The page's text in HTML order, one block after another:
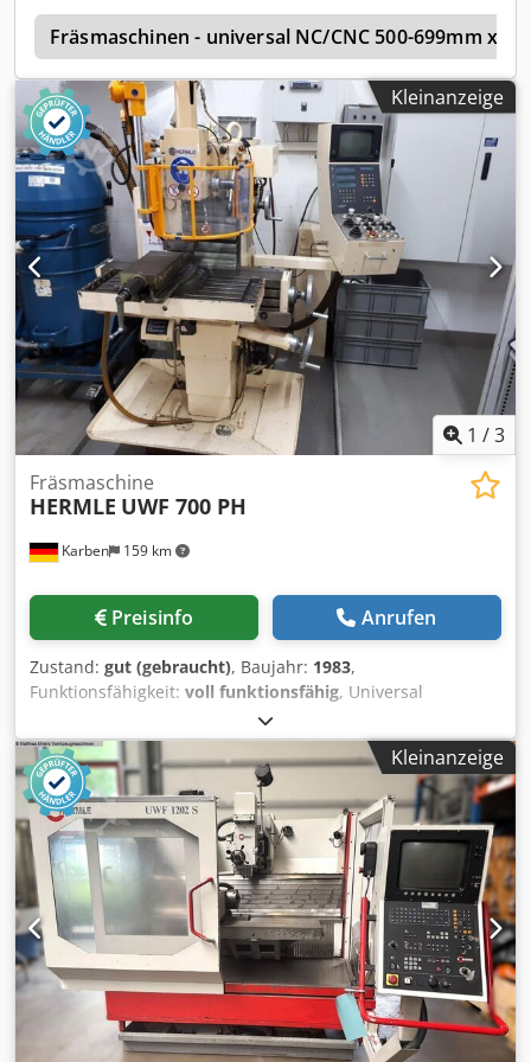
Werkzeugaufnahmen Cjdpfjzn N Rxsx Aa Esha *
Fräsmaschinen - universal NC/CNC 500-699mm x-
Kleinanzeige
1 /3
Karben 159 km
Fräsmaschine
HERMLE UWF 700 PH
Preisinfo Anrufen
Zustand: gut (gebraucht), Baujahr: 1983,
Funktionsfähigkeit: voll funktionsfähig, Universal
Produktions- und Werkzeugfräsmaschine Typ: UWF 700 PH
Masch.-Nr.: 5670 Serien-Nr.: 034650 Baujahr: 1983
Steuerung: Positionier- und Streckensteuerung inkl.
Bildschirm HEIDENHAIN TNC 135 3 Achsen-
Handeingabesteuerung TECHNISCHE DATEN
Arbeitsbereich Csdpox Ry Atjfx Aa Eeha X-Achse (längs) von
Hand/automatisch 410/390 mm Y-Achse (quer) von
Hand/automatisch 310/290 mm Z-Achse (senkrecht) von
Hand/automatisch 400/380 mm Pinolenhub senkrecht 63
mm Aufspannfläche senkrecht 830 x 224 mm Anzahl der T-
Nuten 4 Winkeltisch-Aufspannfläche 700 x 285 mm 6 T-
Nuten 12 H8/45 mm Werkstückgewicht 200 kg Abstand
Tisch-Spindelnase (senkrecht) 0 – 515 mm Abstand Tisch-
Spindelmitte (waagerecht) 30 – 565 mm Antriebsleistung
Kleinanzeige